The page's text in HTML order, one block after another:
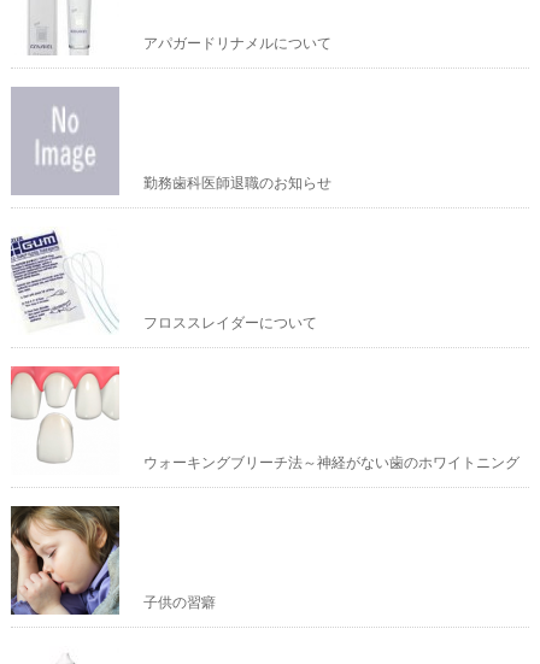
アパガードリナメルについて
勤務歯科医師退職のお知らせ
フロススレイダーについて
ウォーキングブリーチ法～神経がない歯のホワイトニング
子供の習癖